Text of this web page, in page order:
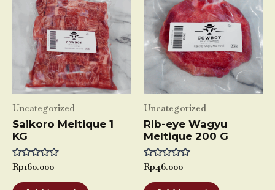
Uncategorized
Saikoro Meltique 1
KG
Rated
out
Rp160.000
Uncategorized
Rib-eye Wagyu
Meltique 200 G
Rated
out
Rp46.000